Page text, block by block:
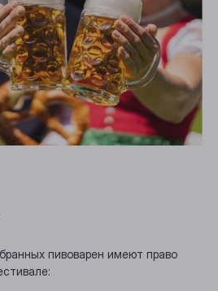
пивоварен имеют право